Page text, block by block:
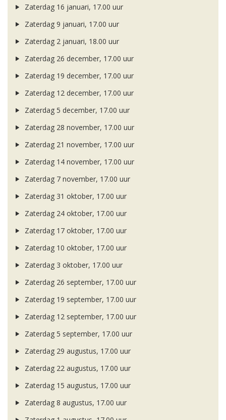
Zaterdag 16 januari, 17.00 uur
Zaterdag 9 januari, 17.00 uur
Zaterdag 2 januari, 18.00 uur
Zaterdag 26 december, 17.00 uur
Zaterdag 19 december, 17.00 uur
Zaterdag 12 december, 17.00 uur
Zaterdag 5 december, 17.00 uur
Zaterdag 28 november, 17.00 uur
Zaterdag 21 november, 17.00 uur
Zaterdag 14 november, 17.00 uur
Zaterdag 7 november, 17.00 uur
Zaterdag 31 oktober, 17.00 uur
Zaterdag 24 oktober, 17.00 uur
Zaterdag 17 oktober, 17.00 uur
Zaterdag 10 oktober, 17.00 uur
Zaterdag 3 oktober, 17.00 uur
Zaterdag 26 september, 17.00 uur
Zaterdag 19 september, 17.00 uur
Zaterdag 12 september, 17.00 uur
Zaterdag 5 september, 17.00 uur
Zaterdag 29 augustus, 17.00 uur
Zaterdag 22 augustus, 17.00 uur
Zaterdag 15 augustus, 17.00 uur
Zaterdag 8 augustus, 17.00 uur